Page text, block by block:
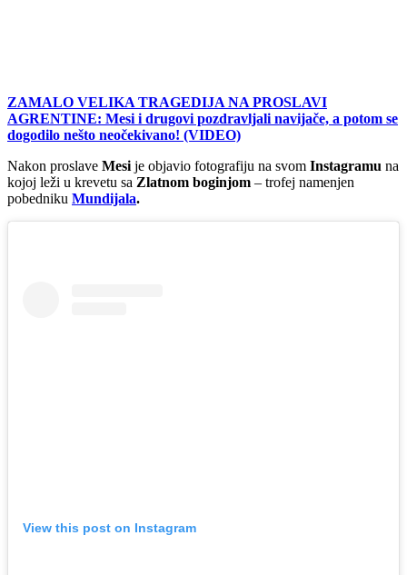
ZAMALO VELIKA TRAGEDIJA NA PROSLAVI
AGRENTINE: Mesi i drugovi pozdravljali navijače, a potom se
dogodilo nešto neočekivano! (VIDEO)
Nakon proslave Mesi je objavio fotografiju na svom Instagramu na
kojoj leži u krevetu sa Zlatnom boginjom – trofej namenjen
pobedniku Mundijala.
View this post on Instagram